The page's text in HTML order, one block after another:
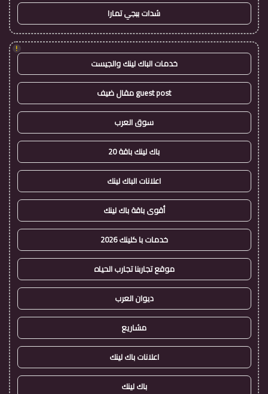
شدات ببجي تمارا
!
خدمات الباك لينك والجيست
guest post مقال ضيف
سوق العرب
باك لينك باقة 20
اعلانات الباك لينك
أقوى باقة باك لينك
خدمات با كلينك 2026
موقع تجاربنا تجارب الحياه
ديوان العرب
مشاريع
اعلانات باك لينك
باك لينك